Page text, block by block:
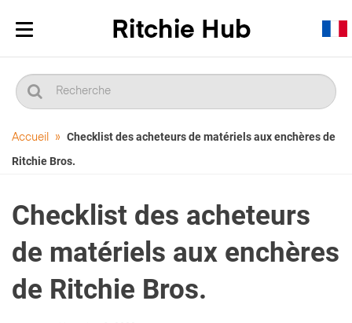
Afficher/masquer
navigation
Accueil » Checklist des acheteurs de matériels aux enchères de
Ritchie Bros.
Checklist des acheteurs
de matériels aux enchères
de Ritchie Bros.